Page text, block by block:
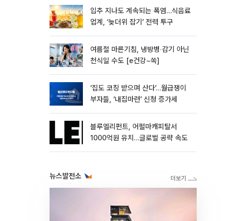
입추 지나도 계속되는 폭염…식음료
업계, ‘늦더위 잡기’ 전력 투구
여름철 마른기침, 냉방병‧감기 아닌
천식일 수도 [e건강~쏙]
‘집도 코칭 받으며 산다’…월급쟁이
부자들, ‘내집마련’ 신청 증가세
블루엘리펀트, 어펄마캐피탈서
1000억원 유치…글로벌 공략 속도
뉴스발전소